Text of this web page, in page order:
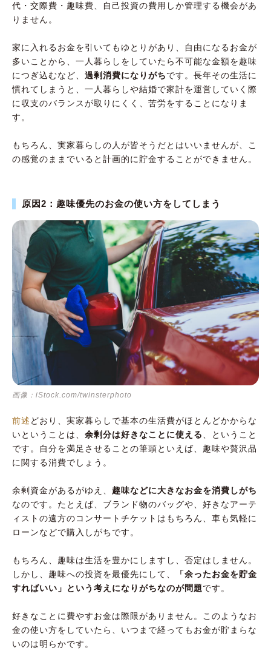
代・交際費・趣味費、自己投資の費用しか管理する機会があ
りません。
家に入れるお金を引いてもゆとりがあり、自由になるお金が
多いことから、一人暮らしをしていたら不可能な金額を趣味
につぎ込むなど、 過剰消費になりがちです。長年その生活に
慣れてしまうと、一人暮らしや結婚で家計を運営していく際
に収支のバランスが取りにくく、苦労をすることになりま
す。
もちろん、実家暮らしの人が皆そうだとはいいませんが、こ
の感覚のままでいると計画的に貯金することができません。
原因2：趣味優先のお金の使い方をしてしまう
画像：iStock.com/twinsterphoto
前述 どおり、実家暮らしで基本の生活費がほとんどかからな
いということは、 余剰分は好きなことに使える
、ということ
です。自分を満足させることの筆頭といえば、趣味や贅沢品
に関する消費でしょう。
余剰資金があるがゆえ、 趣味などに大きなお金を消費しがち
なのです。たとえば、ブランド物のバッグや、好きなアーテ
ィストの遠方のコンサートチケットはもちろん、車も気軽に
ローンなどで購入しがちです。
もちろん、趣味は生活を豊かにしますし、否定はしません。
しかし、趣味への投資を最優先にして、
「余ったお金を貯金
すればいい」という考えになりがちなのが問題です。
好きなことに費やすお金は際限がありません。このようなお
金の使い方をしていたら、いつまで経ってもお金が貯まらな
いのは明らかです。